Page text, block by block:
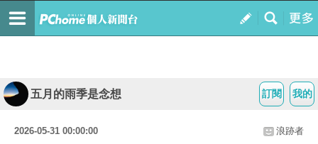
我的
訂閱
五月的雨季是念想
2026-05-31 00:00:00 浪跡者